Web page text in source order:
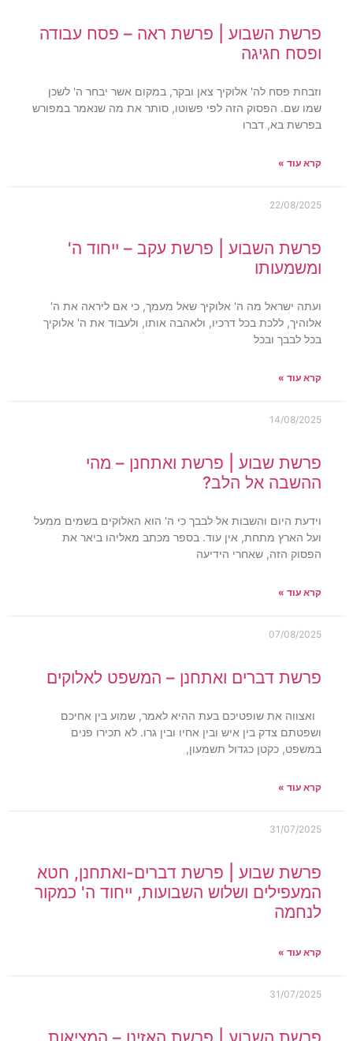
פרשת השבוע | פרשת ראה – פסח עבודה
ופסח חגיגה
וזבחת פסח לה' אלוקיך צאן ובקר, במקום אשר יבחר ה' לשכן
שמו שם. הפסוק הזה לפי פשוטו, סותר את מה שנאמר במפורש
בפרשת בא, דברו
קרא עוד »
22/08/2025
פרשת השבוע | פרשת עקב – ייחוד ה'
ומשמעותו
ועתה ישראל מה ה' אלוקיך שאל מעמך, כי אם ליראה את ה'
אלוהיך, ללכת בכל דרכיו, ולאהבה אותו, ולעבוד את ה' אלוקיך
בכל לבבך ובכל
קרא עוד »
14/08/2025
פרשת שבוע | פרשת ואתחנן – מהי
ההשבה אל הלב?
וידעת היום והשבות אל לבבך כי ה' הוא האלוקים בשמים ממעל
ועל הארץ מתחת, אין עוד. בספר מכתב מאליהו ביאר את
הפסוק הזה, שאחרי הידיעה
קרא עוד »
07/08/2025
פרשת דברים ואתחנן – המשפט לאלוקים
ואצווה את שופטיכם בעת ההיא לאמר, שמוע בין אחיכם
ושפטתם צדק בין איש ובין אחיו ובין גרו. לא תכירו פנים
במשפט, כקטן כגדול תשמעון,
קרא עוד »
31/07/2025
פרשת שבוע | פרשת דברים-ואתחנן, חטא
המעפילים ושלוש השבועות, ייחוד ה' כמקור
לנחמה
קרא עוד »
31/07/2025